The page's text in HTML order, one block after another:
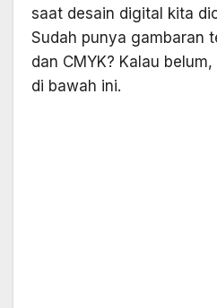
saat desain digital kita
Sudah punya gambaran
dan CMYK? Kalau
di bawah ini.